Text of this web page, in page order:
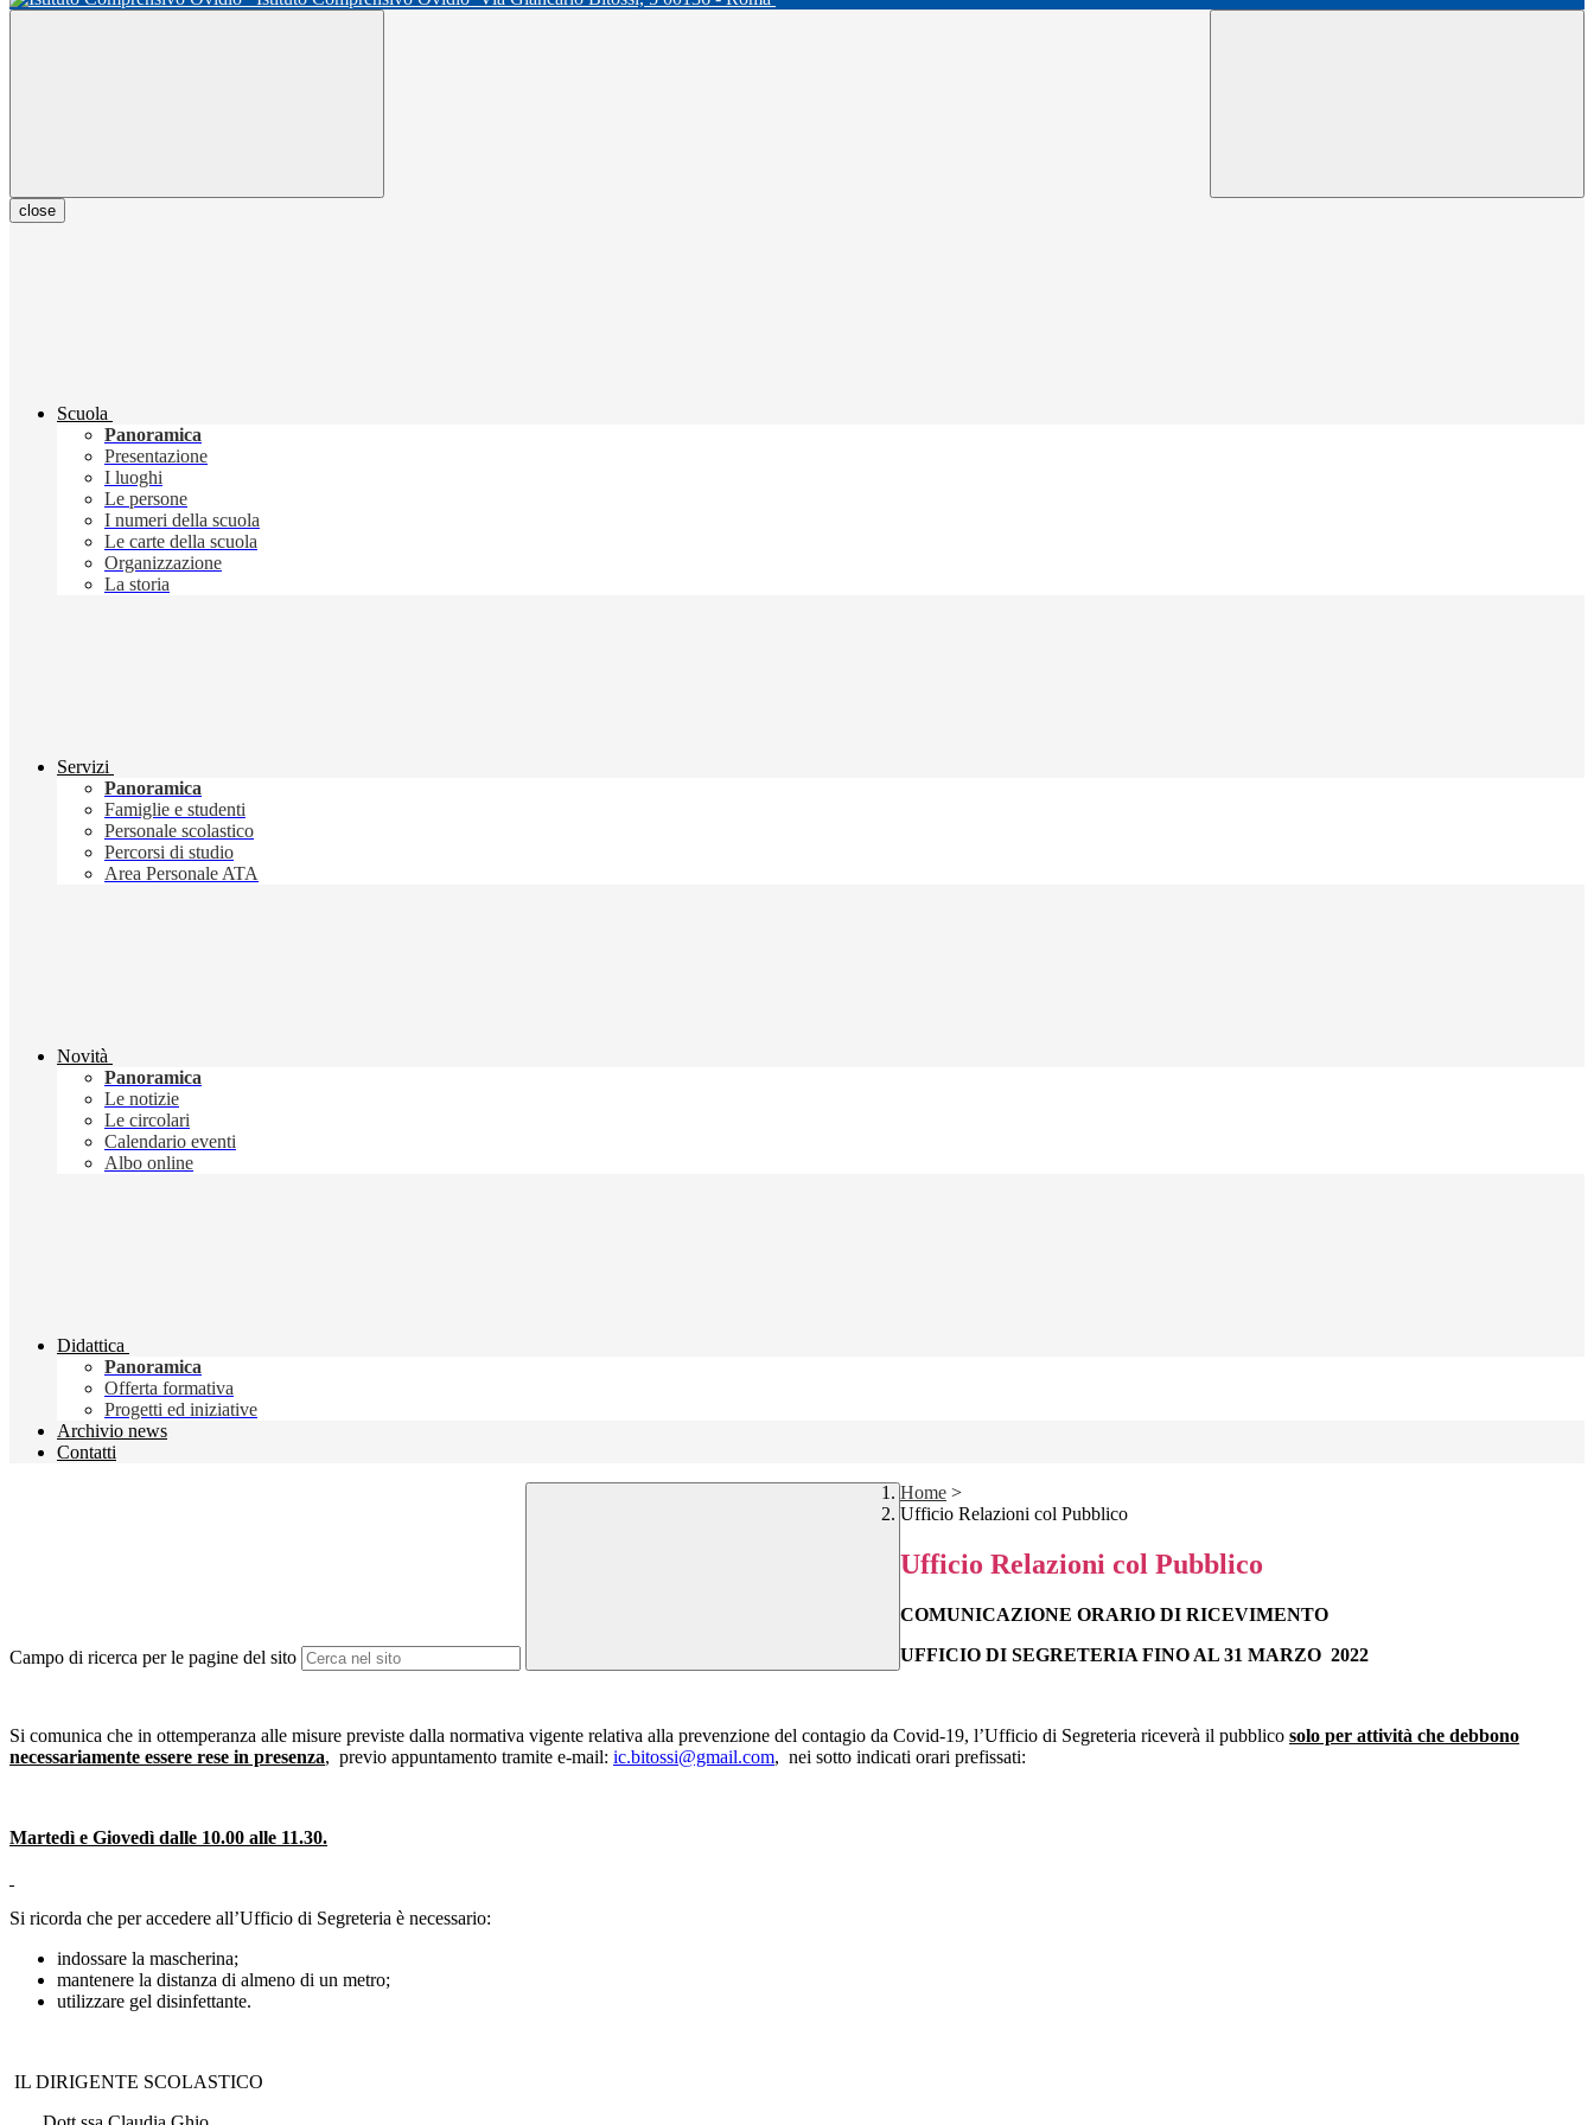
close
Scuola
Panoramica
Presentazione
I luoghi
Le persone
I numeri della scuola
Le carte della scuola
Organizzazione
La storia
Servizi
Panoramica
Famiglie e studenti
Personale scolastico
Percorsi di studio
Area Personale ATA
Novità
Panoramica
Le notizie
Le circolari
Calendario eventi
Albo online
Didattica
Panoramica
Offerta formativa
Progetti ed iniziative
Archivio news
Contatti
Campo di ricerca per le pagine del sito
Home >
Ufficio Relazioni col Pubblico
Ufficio Relazioni col Pubblico
COMUNICAZIONE ORARIO DI RICEVIMENTO
UFFICIO DI SEGRETERIA FINO AL 31 MARZO 2022
Si comunica che in ottemperanza alle misure previste dalla normativa vigente relativa alla prevenzione del contagio da Covid-19, l’Ufficio di Segreteria riceverà il pubblico solo per attività che debbono
necessariamente essere rese in presenza, previo appuntamento tramite e-mail: ic.bitossi@gmail.com, nei sotto indicati orari prefissati:
Martedì e Giovedì dalle 10.00 alle 11.30.
Si ricorda che per accedere all’Ufficio di Segreteria è necessario:
indossare la mascherina;
mantenere la distanza di almeno di un metro;
utilizzare gel disinfettante.
IL DIRIGENTE SCOLASTICO